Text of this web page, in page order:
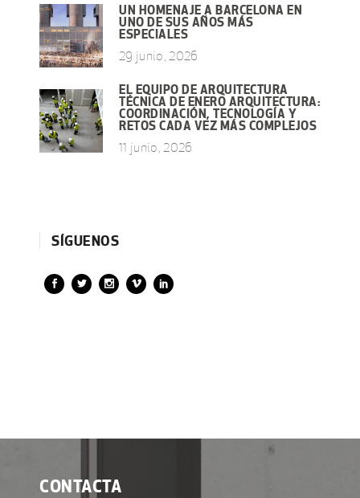
UN HOMENAJE A BARCELONA EN
UNO DE SUS AÑOS MÁS
ESPECIALES
29 junio, 2026
EL EQUIPO DE ARQUITECTURA
TÉCNICA DE ENERO ARQUITECTURA:
COORDINACIÓN, TECNOLOGÍA Y
RETOS CADA VEZ MÁS COMPLEJOS
11 junio, 2026
SÍGUENOS
CONTACTA